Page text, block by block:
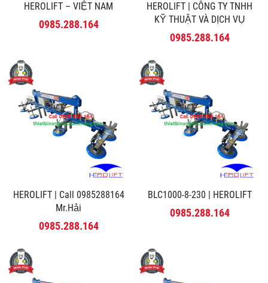
HEROLIFT – VIỆT NAM
0985.288.164
HEROLIFT | CÔNG TY TNHH
KỸ THUẬT VÀ DỊCH VỤ
MINH PHÚ
0985.288.164
HEROLIFT | Call 0985288164
Mr.Hải
0985.288.164
BLC1000-8-230 | HEROLIFT
0985.288.164